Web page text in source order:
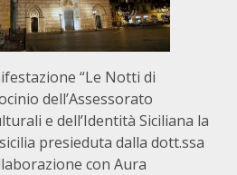
“Le Notti di
dell’Assessorato
e dell’Identità Siciliana la
presieduta dalla dott.ssa
con Aura